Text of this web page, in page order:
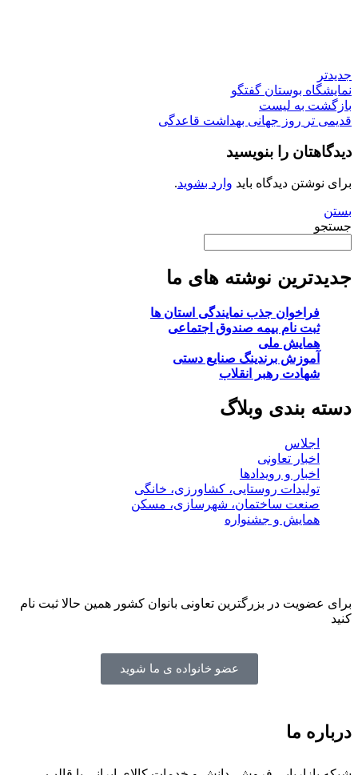
جدیدتر
نمایشگاه بوستان گفتگو
بازگشت به لیست
قدیمی تر روز جهانی بهداشت قاعدگی
دیدگاهتان را بنویسید
برای نوشتن دیدگاه باید وارد بشوید.
بستن
جستجو
جدیدترین نوشته های ما
فراخوان جذب نمایندگی استان ها
ثبت نام بیمه صندوق اجتماعی
همایش ملی
آموزش برندینگ صنایع دستی
شهادت رهبر انقلاب
دسته بندی وبلاگ
اجلاس
اخبار تعاونی
اخبار و رویدادها
تولیدات روستایی، کشاورزی، خانگی
صنعت ساختمان، شهرسازی، مسکن
همایش و جشنواره
برای عضویت در بزرگترین تعاونی بانوان کشور همین حالا ثبت نام
کنید
عضو خانواده ی ما شوید
درباره ما